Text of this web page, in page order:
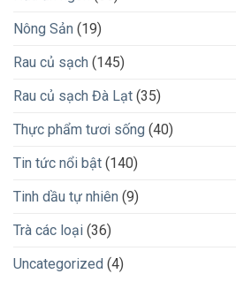
Nông Sản (19)
Rau củ sạch (145)
Rau củ sạch Đà Lạt (35)
Thực phẩm tươi sống (40)
Tin tức nổi bật (140)
Tinh dầu tự nhiên (9)
Trà các loại (36)
Uncategorized (4)